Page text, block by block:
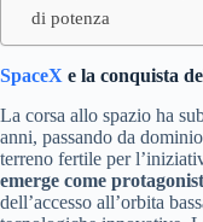
di potenza
SpaceX e la conquista
La corsa allo spazio ha
anni, passando da
terreno fertile per
emerge come
dell’accesso all’orbita